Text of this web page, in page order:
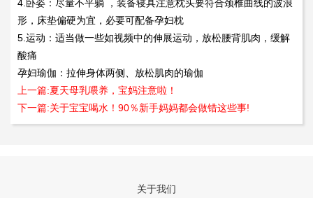
4.卧姿：尽量不平躺 ，装备寝具注意枕头要符合颈椎曲线的波浪
形，床垫偏硬为宜，必要可配备孕妇枕
5.运动：适当做一些如视频中的伸展运动，放松腰背肌肉，缓解
酸痛
孕妇瑜伽：拉伸身体两侧、放松肌肉的瑜伽
上一篇:夏天母乳喂养，宝妈注意啦！
下一篇:关于宝宝喝水！90％新手妈妈都会做错这些事!
关于我们